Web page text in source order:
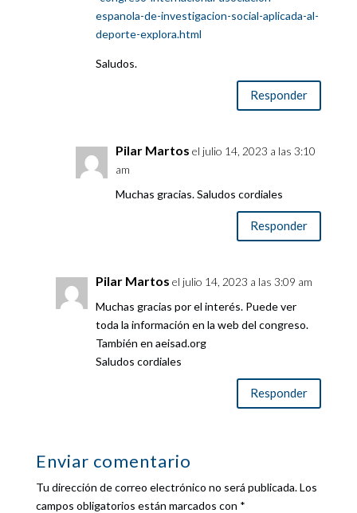
espanola-de-investigacion-social-aplicada-al-
deporte-explora.html
Saludos.
Responder
Pilar Martos el julio 14, 2023 a las 3:10
am
Muchas gracias. Saludos cordiales
Responder
Pilar Martos el julio 14, 2023 a las 3:09 am
Muchas gracias por el interés. Puede ver
toda la información en la web del congreso.
También en aeisad.org
Saludos cordiales
Responder
Enviar comentario
Tu dirección de correo electrónico no será publicada.Los
campos obligatorios están marcados con *